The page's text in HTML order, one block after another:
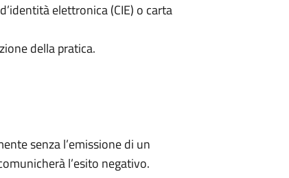
elettronica (CIE) o carta
della pratica.
senza l’emissione di un
l’esito negativo.